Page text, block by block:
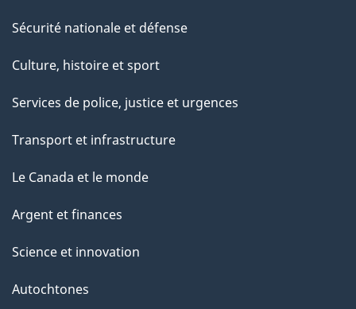
Sécurité nationale et défense
Culture, histoire et sport
Services de police, justice et urgences
Transport et infrastructure
Le Canada et le monde
Argent et finances
Science et innovation
Autochtones